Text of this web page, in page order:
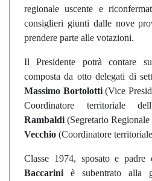
regionale uscente e
consiglieri giunti dalle nove
prendere parte alle votazioni.
Il Presidente potrà contare
composta da otto delegati di
Massimo Bortolotti(Vice
Coordinatore territoriale
Rambaldi (Segretario Regionale
Vecchio (Coordinatore
Classe 1974, sposato e
Baccarini è subentrato alla